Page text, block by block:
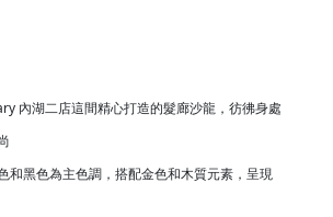
湖二店這間精心打造的髮廊沙龍，彷彿身處
和黑色為主色調，搭配金色和木質元素，呈現